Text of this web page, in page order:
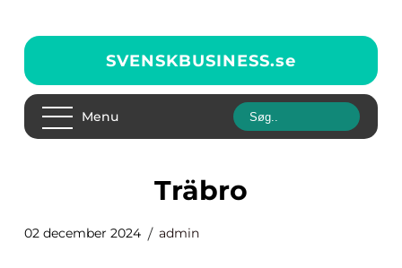
SVENSKBUSINESS.se
Menu
träbro
02 december 2024 admin